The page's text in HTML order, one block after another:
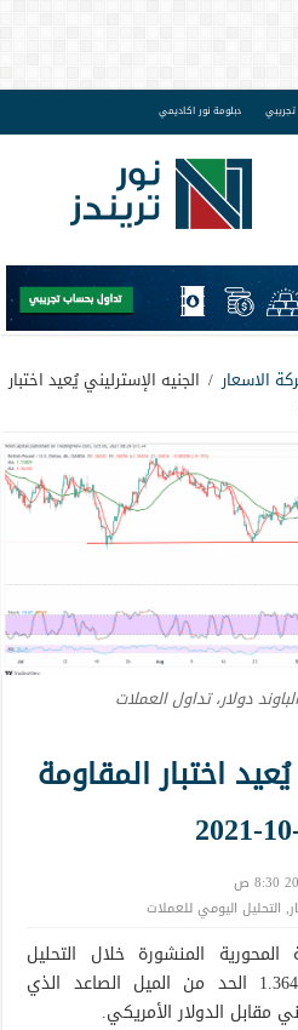
دبلومة نور اكاديمي
الاسعار / الجنيه الإسترليني يُعيد اختبار
دولار، تداول العملات
اختبار المقاومة
, التحليل اليومي للعملات
المنشورة خلال التحليل
السابق الواقعة عند سعر 1.3645 الحد من الميل الصاعد الذي
مقابل الدولار الأمريكي.